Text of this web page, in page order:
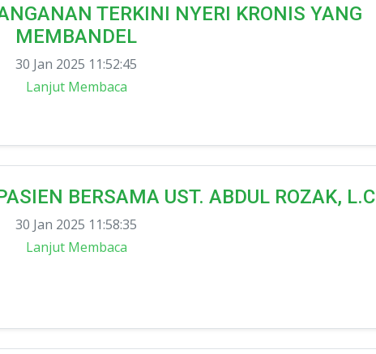
TERKINI NYERI KRONIS YANG
MEMBANDEL
30 Jan 2025 11:52:45
Lanjut Membaca
BERSAMA UST. ABDUL ROZAK, L.C
30 Jan 2025 11:58:35
Lanjut Membaca